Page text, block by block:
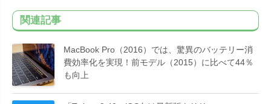
関連記事
MacBook Pro（2016）では、驚異のバッテリー消
費効率化を実現！前モデル（2015）に比べて44％
も向上